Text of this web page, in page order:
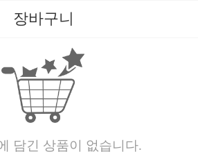
장바구니
담긴 상품이 없습니다.